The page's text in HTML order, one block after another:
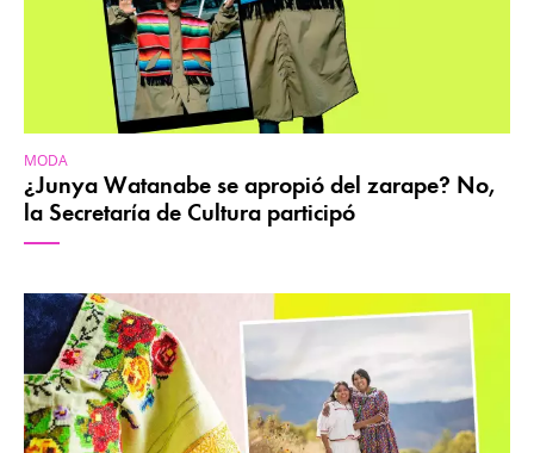
MODA
¿Junya Watanabe se apropió del zarape? No,
la Secretaría de Cultura participó